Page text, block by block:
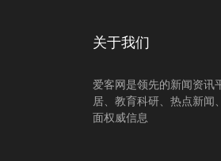
关于我们
爱客网是领先的新闻资讯
居、教育科研、热点新闻
面权威信息